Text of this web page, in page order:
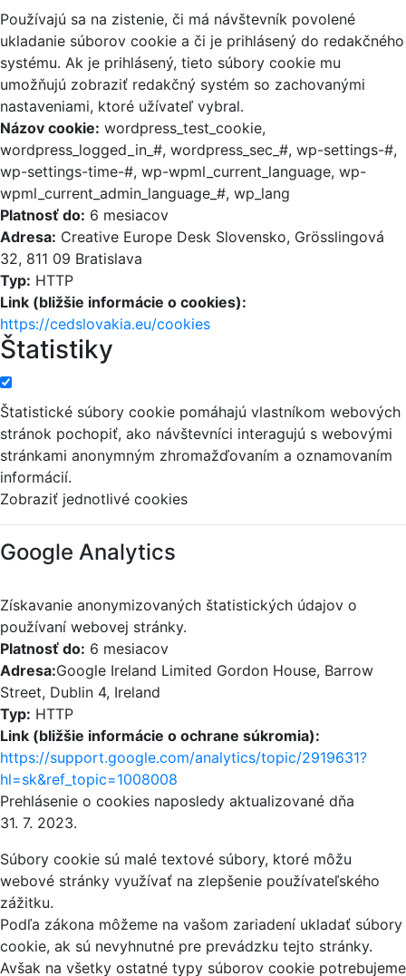
Používajú sa na zistenie, či má návštevník povolené
ukladanie súborov cookie a či je prihlásený do redakčného
systému. Ak je prihlásený, tieto súbory cookie mu
umožňujú zobraziť redakčný systém so zachovanými
nastaveniami, ktoré užívateľ vybral.
Názov cookie: wordpress_test_cookie,
wordpress_logged_in_#, wordpress_sec_#, wp-settings-#,
wp-settings-time-#, wp-wpml_current_language, wp-
wpml_current_admin_language_#, wp_lang
Platnosť do: 6 mesiacov
Adresa: Creative Europe Desk Slovensko, Grösslingová
32, 811 09 Bratislava
Typ: HTTP
Link (bližšie informácie o cookies):
https://cedslovakia.eu/cookies
Štatistiky
Štatistické súbory cookie pomáhajú vlastníkom webových
stránok pochopiť, ako návštevníci interagujú s webovými
stránkami anonymným zhromažďovaním a oznamovaním
informácií.
Zobraziť jednotlivé cookies
Google Analytics
Získavanie anonymizovaných štatistických údajov o
používaní webovej stránky.
Platnosť do: 6 mesiacov
Adresa:Google Ireland Limited Gordon House, Barrow
Street, Dublin 4, Ireland
Typ: HTTP
Link (bližšie informácie o ochrane súkromia):
https://support.google.com/analytics/topic/2919631?
hl=sk&ref_topic=1008008
Prehlásenie o cookies naposledy aktualizované dňa
31. 7. 2023.
Súbory cookie sú malé textové súbory, ktoré môžu
webové stránky využívať na zlepšenie používateľského
zážitku.
Podľa zákona môžeme na vašom zariadení ukladať súbory
cookie, ak sú nevyhnutné pre prevádzku tejto stránky.
Avšak na všetky ostatné typy súborov cookie potrebujeme